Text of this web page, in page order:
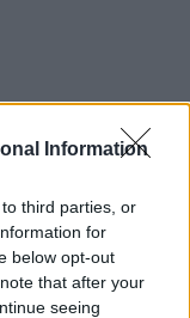
Information
third parties, or
for
below opt-out
that after your
seeing
00:18:59
ir po mirties
00:00:56
atsiprašys